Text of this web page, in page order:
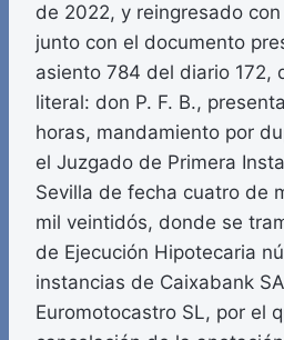
de 2022, y reingresado
junto con el documento
asiento 784 del diario 172,
literal: don P. F. B.,
horas, mandamiento por
el Juzgado de Primera
Sevilla de fecha cuatro de
mil veintidós, donde se
de Ejecución Hipotecaria
instancias de Caixabank
Euromotocastro SL, por el